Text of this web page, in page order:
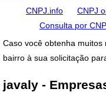
CNPJ.info CNPJ
Consulta por
Caso você obtenha
bairro à sua solicitação
javaly -